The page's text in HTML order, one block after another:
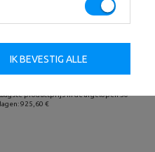
halterstatieven (2 stuks) met
83 kg - Marbo Sport
productprijs in de afgelopen 30
925,60 €
IK BEVESTIG ALLE